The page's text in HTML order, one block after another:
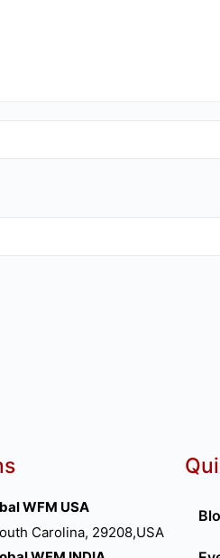
WFM USA
Carolina, 29208,USA